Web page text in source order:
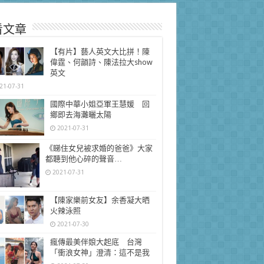
文章
【有片】藝人英文大比拼！陳
偉霆、何韻詩、陳法拉大show
英文
07-31
國際中華小姐亞軍王慧媛 回
鄉即去海灘曬太陽
2021-07-31
《睇住女兒被求婚的爸爸》大家
都聽到他心碎的聲音…
2021-07-31
【陳家樂前女友】余香凝大晒
火辣泳照
2021-07-30
瘋傳最美伴娘大起底 台灣
「衝浪女神」澄清：這不是我